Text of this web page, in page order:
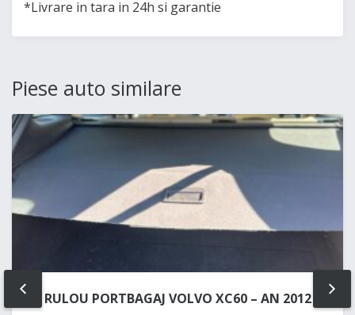
*Livrare in tara in 24h si garantie
Piese auto similare
RULOU PORTBAGAJ VOLVO XC60 – AN 2012
PREV